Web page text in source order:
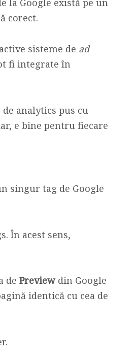
la Google există pe un
corect.
sisteme de ad
fi integrate în
analytics pus cu
e bine pentru fiecare
singur tag de Google
În acest sens,
de Previewdin Google
identică cu cea de